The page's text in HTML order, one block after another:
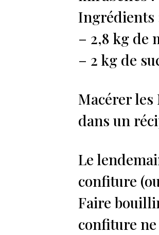
Ingrédients
– 2,8 kg de
– 2 kg de
Macérer
dans un
Le
confiture
Faire
confiture